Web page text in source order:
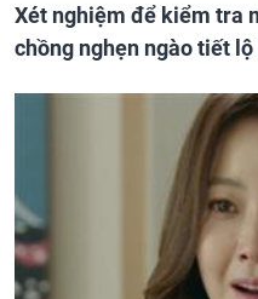
Xét nghiệm để kiểm tra
chồng nghẹn ngào tiết